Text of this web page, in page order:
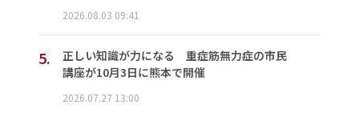
2026.08.03 09:41
5.
正しい知識が力になる 重症筋無力症の市民
講座が10月3日に熊本で開催
2026.07.27 13:00